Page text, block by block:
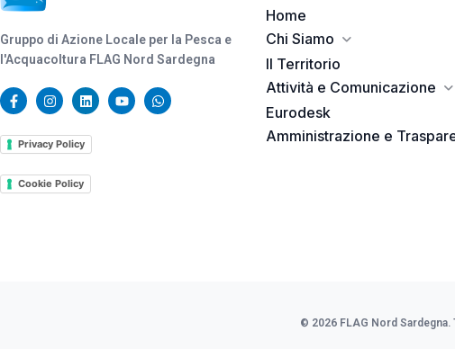
Gruppo di Azione Locale per la Pesca e
l'Acquacoltura FLAG Nord Sardegna
Privacy Policy
Cookie Policy
Home
Chi Siamo
Il Territorio
Attività e Comunicazione
Eurodesk
Amministrazione e
© 2026 FLAG Nord